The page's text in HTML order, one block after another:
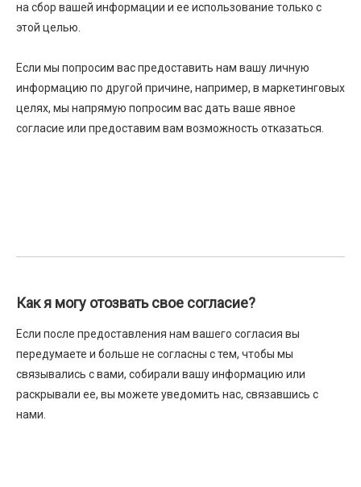
на сбор вашей информации и ее использование только с
этой целью.
Если мы попросим вас предоставить нам вашу личную
информацию по другой причине, например, в маркетинговых
целях, мы напрямую попросим вас дать ваше явное
согласие или предоставим вам возможность отказаться.
Как я могу отозвать свое согласие?
Если после предоставления нам вашего согласия вы
передумаете и больше не согласны с тем, чтобы мы
связывались с вами, собирали вашу информацию или
раскрывали ее, вы можете уведомить нас, связавшись с
нами.